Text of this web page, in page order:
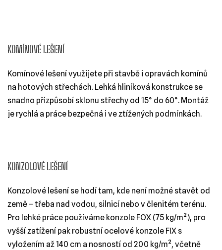
KOMÍNOVÉ LEŠENÍ
Komínové lešení využijete při stavbě i opravách komínů
na hotových střechách. Lehká hliníková konstrukce se
snadno přizpůsobí sklonu střechy od 15° do 60°. Montáž
je rychlá a práce bezpečná i ve ztížených podmínkách.
KONZOLOVÉ LEŠENÍ
Konzolové lešení se hodí tam, kde není možné stavět od
země – třeba nad vodou, silnicí nebo v členitém terénu.
Pro lehké práce používáme konzole FOX (75 kg/m²), pro
vyšší zatížení pak robustní ocelové konzole FIX s
vyložením až 140 cm a nosností od 200 kg/m², včetně